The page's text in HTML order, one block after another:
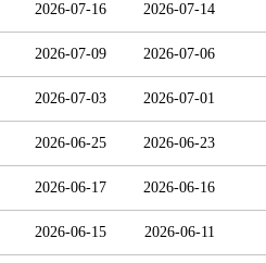
2026-07-16 2026-07-14
2026-07-09 2026-07-06
2026-07-03 2026-07-01
2026-06-25 2026-06-23
2026-06-17 2026-06-16
2026-06-15 2026-06-11